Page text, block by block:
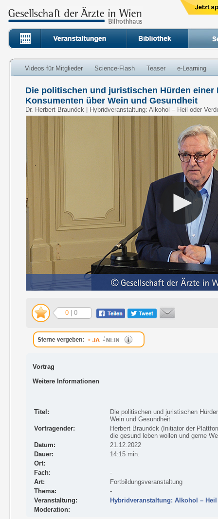
Videos für Mitglieder Science-Flash Teaser e-Learning
Die politischen und juristischen Hürden einer
Konsumenten über Wein und Gesundheit
Dr. Herbert Braunöck | Hybridveranstaltung: Alkohol – Heil oder
0 | 0
Vortrag
Weitere Informationen
Titel:
Die politischen und juristischen
Wein und Gesundheit
Vortragender:
Herbert Braunöck (Initiator der
die gesund leben wollen und gerne
Datum:
21.12.2022
Dauer:
14:15 min.
Ort:
Fach:
-
Art:
Fortbildungsveranstaltung
Thema:
-
Veranstaltung:
Hybridveranstaltung: Alkohol –
Moderation: